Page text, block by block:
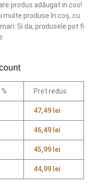
produs adăugat in cos!
multe produse în coș, cu
Si da, produsele pot fi
Pret redus
47,49 lei
46,49 lei
45,99 lei
44,99 lei